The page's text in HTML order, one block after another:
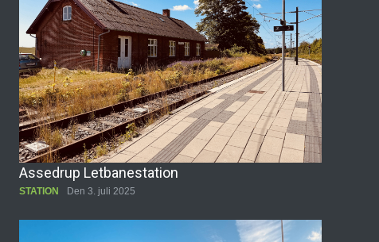
Assedrup Letbanestation
STATION Den 3. juli 2025